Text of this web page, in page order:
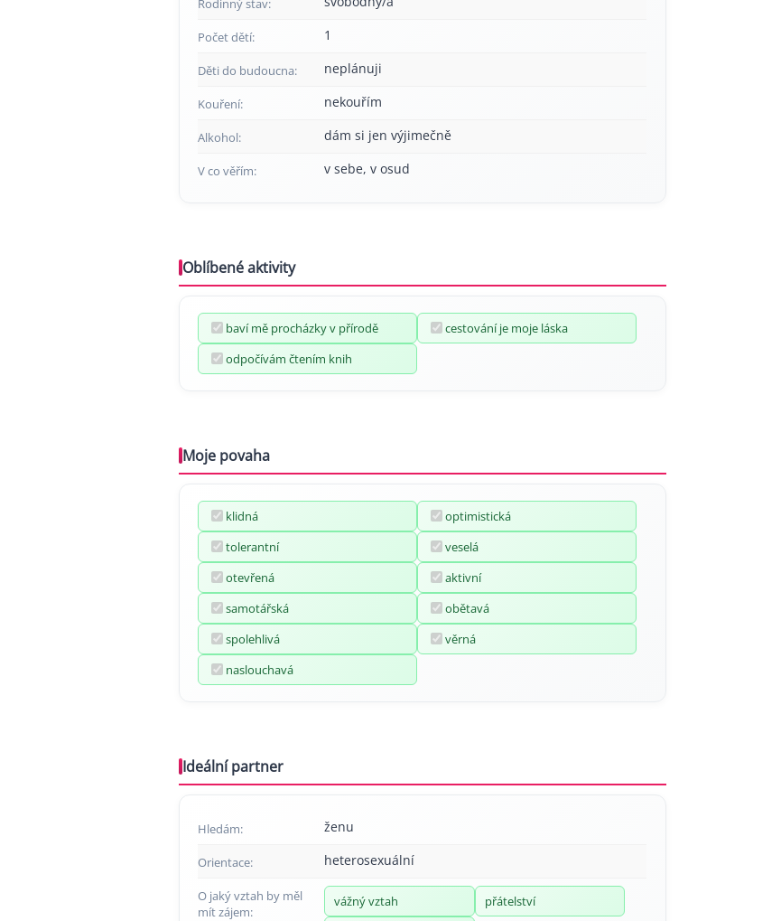
Rodinný stav:
Počet dětí: 1
Děti do budoucna: neplánuji
Kouření: nekouřím
Alkohol: dám si jen výjimečně
V co věřím: v sebe, v osud
Oblíbené aktivity
baví mě procházky v přírodě
cestování je moje láska
odpočívám čtením knih
Moje povaha
klidná
optimistická
tolerantní
veselá
otevřená
aktivní
samotářská
obětavá
spolehlivá
věrná
naslouchavá
Ideální partner
Hledám: ženu
Orientace: heterosexuální
O jaký vztah by měl
mít zájem:
vážný vztah
přátelství